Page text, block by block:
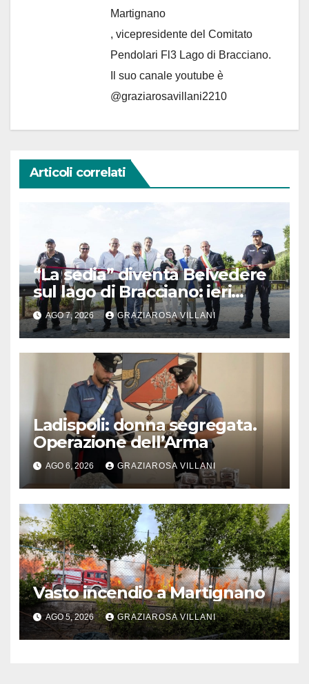
Martignano
, vicepresidente del Comitato
Pendolari Fl3 Lago di Bracciano.
Il suo canale youtube è
@graziarosavillani2210
Articoli correlati
“La sedia” diventa Belvedere
sul lago di Bracciano: ieri
l’inaugurazione
AGO 7, 2026 GRAZIAROSA VILLANI
Ladispoli: donna segregata.
Operazione dell’Arma
AGO 6, 2026 GRAZIAROSA VILLANI
Vasto incendio a Martignano
AGO 5, 2026 GRAZIAROSA VILLANI